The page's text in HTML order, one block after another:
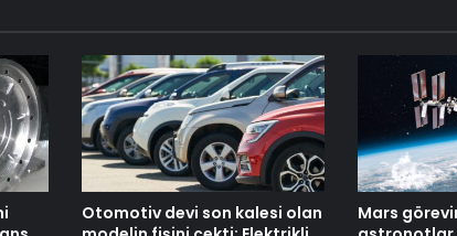
Otomotiv devi son kalesi olan
Mars